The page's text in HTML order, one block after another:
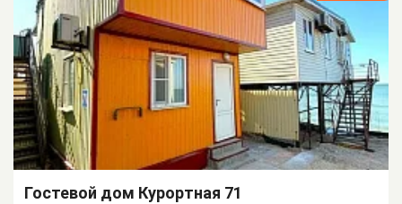
Гостевой дом Курортная 71